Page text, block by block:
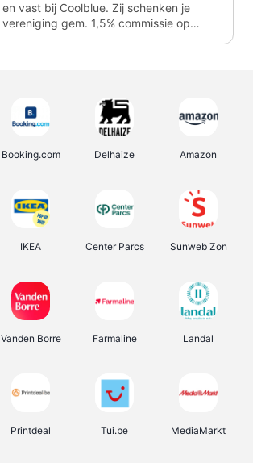
en vast bij Coolblue. Zij schenken je
vereniging gem. 1,5% commissie op
Booking.com Delhaize Amazon
IKEA Center Parcs Sunweb Zon
Vanden Borre Farmaline Landal
Printdeal Tui.be MediaMarkt